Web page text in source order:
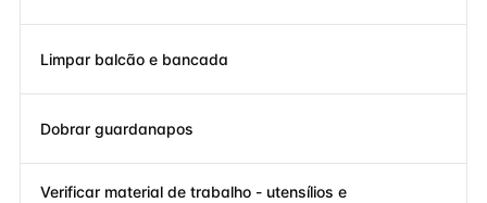
Limpar balcão e bancada
Dobrar guardanapos
Verificar material de trabalho - utensílios e